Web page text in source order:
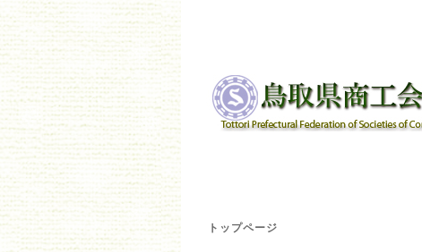
トップページ